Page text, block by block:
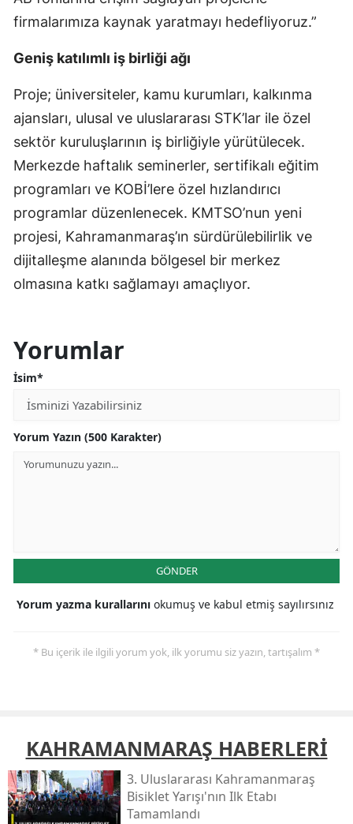
firmalarımıza kaynak yaratmayı hedefliyoruz.”
Geniş katılımlı iş birliği ağı
Proje; üniversiteler, kamu kurumları, kalkınma
ajansları, ulusal ve uluslararası STK’lar ile özel
sektör kuruluşlarının iş birliğiyle yürütülecek.
Merkezde haftalık seminerler, sertifikalı eğitim
programları ve KOBİ’lere özel hızlandırıcı
programlar düzenlenecek. KMTSO’nun yeni
projesi, Kahramanmaraş’ın sürdürülebilirlik ve
dijitalleşme alanında bölgesel bir merkez
olmasına katkı sağlamayı amaçlıyor.
Yorumlar
İsim*
Yorum Yazın (500 Karakter)
GÖNDER
Yorum yazma kurallarını okumuş ve kabul etmiş sayılırsınız
* Bu içerik ile ilgili yorum yok, ilk yorumu siz yazın, tartışalım *
KAHRAMANMARAŞ HABERLERİ
3. Uluslararası Kahramanmaraş
Bisiklet Yarışı'nın Ilk Etabı
Tamamlandı